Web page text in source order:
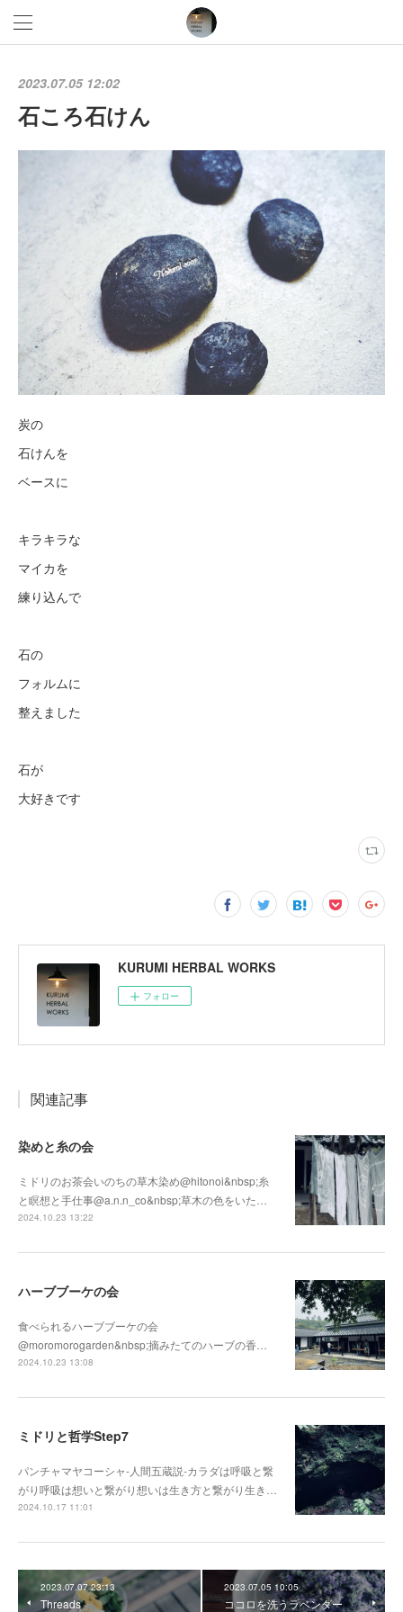
2023.07.05 12:02
石ころ石けん
炭の
石けんを
ベースに
キラキラな
マイカを
練り込んで
石の
フォルムに
整えました
石が
大好きです
KURUMI HERBAL WORKS
フォロー
関連記事
染めと糸の会
ミドリのお茶会いのちの草木染め@hitonoi&nbsp;糸
と瞑想と手仕事@a.n.n_co&nbsp;草木の色をいた…
2024.10.23 13:22
ハーブブーケの会
食べられるハーブブーケの会
@moromorogarden&nbsp;摘みたてのハーブの香…
2024.10.23 13:08
ミドリと哲学Step7
パンチャマヤコーシャ-人間五蔵説-カラダは呼吸と繋
がり呼吸は想いと繋がり想いは生き方と繋がり生き…
2024.10.17 11:01
2023.07.07 23:13
Threads
2023.07.05 10:05
ココロを洗うラベンダー